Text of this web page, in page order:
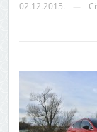
02.12.2015.